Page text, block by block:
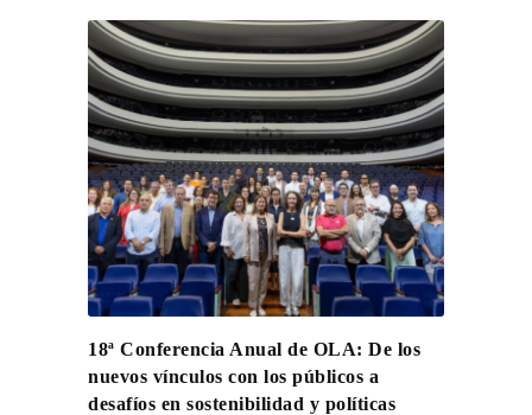
18ª Conferencia Anual de OLA: De los
nuevos vínculos con los públicos a
desafíos en sostenibilidad y políticas